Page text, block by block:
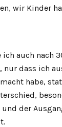
wir Kinder
ich auch nach
dass ich
habe,
der